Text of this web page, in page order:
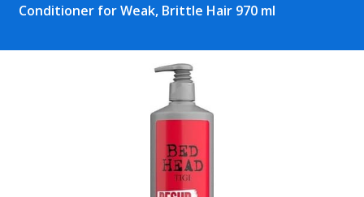
Conditioner for Weak, Brittle Hair 970 ml